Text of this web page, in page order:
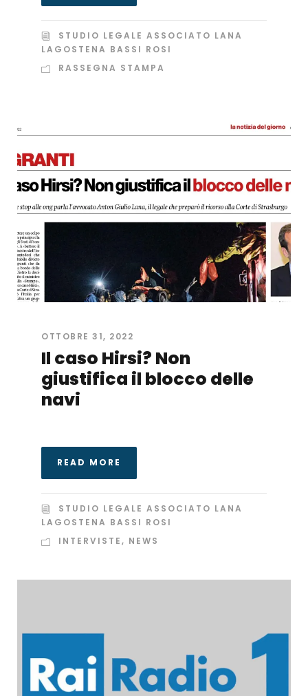
STUDIO LEGALE ASSOCIATO LANA
LAGOSTENA BASSI ROSI
RASSEGNA STAMPA
OTTOBRE 31, 2022
Il caso Hirsi? Non
giustifica il blocco delle
navi
READ MORE
STUDIO LEGALE ASSOCIATO LANA
LAGOSTENA BASSI ROSI
INTERVISTE, NEWS